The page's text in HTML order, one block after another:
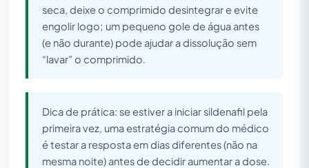
seca, deixe o comprimido desintegrar e evite
engolir logo; um pequeno gole de água antes
(e não durante) pode ajudar a dissolução sem
“lavar” o comprimido.
Dica de prática: se estiver a iniciar sildenafil pela
primeira vez, uma estratégia comum do médico
é testar a resposta em dias diferentes (não na
mesma noite) antes de decidir aumentar a dose.